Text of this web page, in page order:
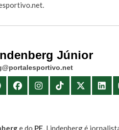
.
Júnior
e do PE, Lindenberg é